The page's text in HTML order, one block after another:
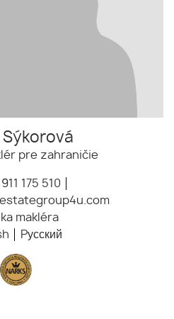
Sýkorová
pre zahraničie
175 510
makléra
Pусский